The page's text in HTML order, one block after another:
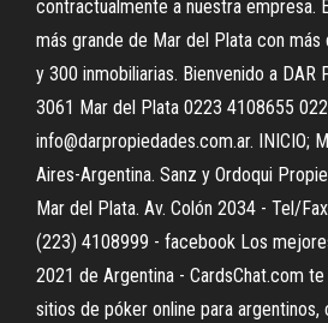
contractualmente a nuestra empresa.
más grande de Mar del Plata con
y 300 inmobiliarias. Bienvenido a DAR
3061 Mar del Plata 0223 4108655
info@darpropiedades.com.ar. INICIO;
Aires-Argentina. Sanz y Ordoqui
Mar del Plata. Av. Colón 2034 - Tel/
(223) 4108999 - facebook Los
2021 de Argentina - CardsChat.com
sitios de póker online para argentinos,